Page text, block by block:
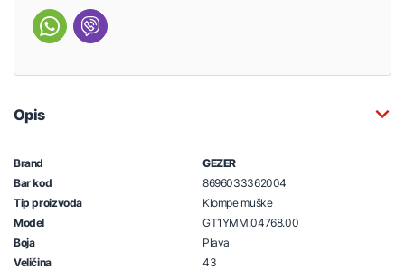
Opis
Brand
GEZER
Bar kod
8696033362004
Tip proizvoda
Klompe muške
Model
GT1YMM.04768.00
Boja
Plava
Veličina
43